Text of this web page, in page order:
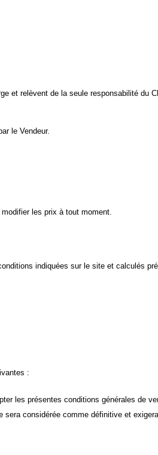
et relèvent de la seule responsabilité du
le Vendeur.
les prix à tout moment.
indiquées sur le site et calculés
:
les présentes conditions générales de
considérée comme définitive et